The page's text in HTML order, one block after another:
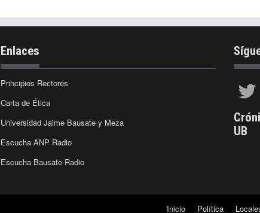
Enlaces
Principios Rectores
Carta de Ética
Universidad Jaime Bausate y Meza
Escucha ANP Radio
Escucha Bausate Radio
UB
Inicio Política